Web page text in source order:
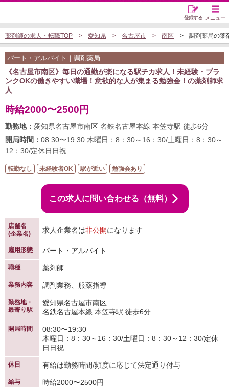
メニュー
登録する
薬剤師の求人・転職TOP 愛知県 名古屋市 南区 調剤薬局の薬
パート・アルバイト｜調剤薬局
《名古屋市南区》毎日の通勤が楽になる駅チカ求人！未経験・ブラ
ンクOKの働きやすい職場！意欲的な人が集まる勉強会！の薬剤師求
人
時給2000〜2500円
勤務地： 愛知県名古屋市南区 名鉄名古屋本線 本笠寺駅 徒歩6分
開局時間： 08:30〜19:30 木曜日：8：30～16：30/土曜日：8：30～
12：30/定休日日祝
転勤なし 未経験者OK 駅が近い 勉強会あり
この求人に問い合わせる（無料）
店舗名
(企業名)
求人企業名は非公開になります
雇用形態 パート・アルバイト
職種 薬剤師
業務内容 調剤業務、服薬指導
勤務地・
最寄り駅
愛知県名古屋市南区
名鉄名古屋本線 本笠寺駅 徒歩6分
開局時間
08:30〜19:30
木曜日：8：30～16：30/土曜日：8：30～12：30/定休
日日祝
休日 有給は勤務時間/頻度に応じて法定通り付与
給与 時給2000〜2500円